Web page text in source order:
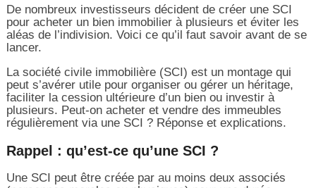
De nombreux investisseurs décident de créer une SCI
pour acheter un bien immobilier à plusieurs et éviter les
aléas de l’indivision. Voici ce qu’il faut savoir avant de se
lancer.
La société civile immobilière (SCI) est un montage qui
peut s’avérer utile pour organiser ou gérer un héritage,
faciliter la cession ultérieure d’un bien ou investir à
plusieurs. Peut-on acheter et vendre des immeubles
régulièrement via une SCI ? Réponse et explications.
Rappel : qu’est-ce qu’une SCI ?
Une SCI peut être créée par au moins deux associés